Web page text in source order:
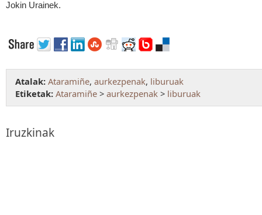
Jokin Urainek.
Atalak: Ataramiñe, aurkezpenak, liburuak
Etiketak: Ataramiñe > aurkezpenak > liburuak
Iruzkinak